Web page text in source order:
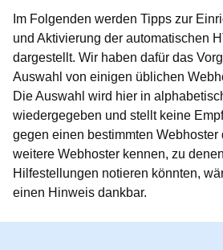
Im Folgenden werden Tipps zur
und Aktivierung der automatischen
dargestellt. Wir haben dafür das
Auswahl von einigen üblichen
Die Auswahl wird hier in
wiedergegeben und stellt keine
gegen einen bestimmten Webhoster
weitere Webhoster kennen, zu
Hilfestellungen notieren könnten,
einen Hinweis dankbar.